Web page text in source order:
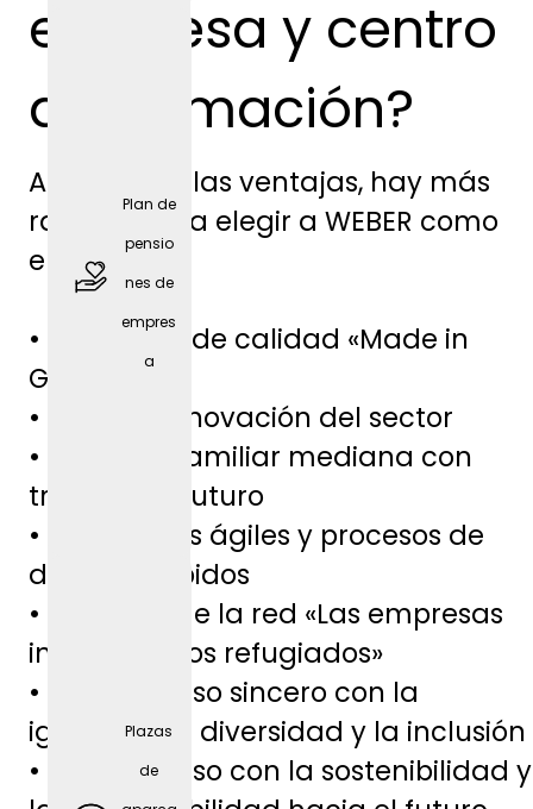
)
Plan de
pensio
nes de
empres
a
Plazas
de
empresa y centro
de formación?
Además de las ventajas, hay más
razones para elegir a WEBER como
empresa:
• Productos de calidad «Made in
Germany»
• Líder en innovación del sector
• Empresa familiar mediana con
tradición y futuro
• Estructuras ágiles y procesos de
decisión rápidos
• Miembro de la red «Las empresas
integran a los refugiados»
• Compromiso sincero con la
igualdad, la diversidad y la inclusión
• Compromiso con la sostenibilidad y